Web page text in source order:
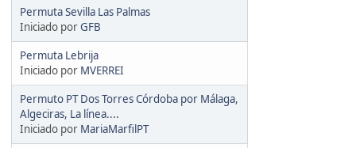
Permuta Sevilla Las Palmas
Iniciado porGFB
Permuta Lebrija
Iniciado por MVERREI
Permuto PT Dos Torres Córdoba por Málaga,
Algeciras, La línea....
Iniciado por MariaMarfilPT